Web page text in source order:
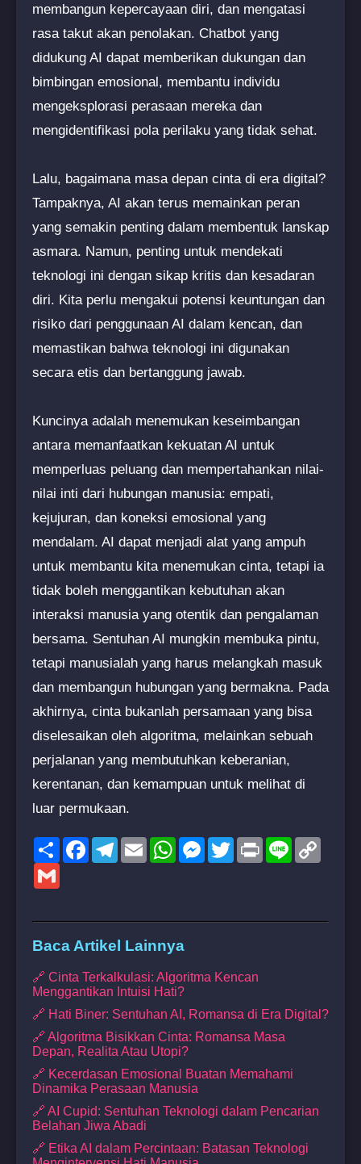
membangun kepercayaan diri, dan mengatasi
rasa takut akan penolakan. Chatbot yang
didukung AI dapat memberikan dukungan dan
bimbingan emosional, membantu individu
mengeksplorasi perasaan mereka dan
mengidentifikasi pola perilaku yang tidak sehat.
Lalu, bagaimana masa depan cinta di era digital?
Tampaknya, AI akan terus memainkan peran
yang semakin penting dalam membentuk lanskap
asmara. Namun, penting untuk mendekati
teknologi ini dengan sikap kritis dan kesadaran
diri. Kita perlu mengakui potensi keuntungan dan
risiko dari penggunaan AI dalam kencan, dan
memastikan bahwa teknologi ini digunakan
secara etis dan bertanggung jawab.
Kuncinya adalah menemukan keseimbangan
antara memanfaatkan kekuatan AI untuk
memperluas peluang dan mempertahankan nilai-
nilai inti dari hubungan manusia: empati,
kejujuran, dan koneksi emosional yang
mendalam. AI dapat menjadi alat yang ampuh
untuk membantu kita menemukan cinta, tetapi ia
tidak boleh menggantikan kebutuhan akan
interaksi manusia yang otentik dan pengalaman
bersama. Sentuhan AI mungkin membuka pintu,
tetapi manusialah yang harus melangkah masuk
dan membangun hubungan yang bermakna. Pada
akhirnya, cinta bukanlah persamaan yang bisa
diselesaikan oleh algoritma, melainkan sebuah
perjalanan yang membutuhkan keberanian,
kerentanan, dan kemampuan untuk melihat di
luar permukaan.
ShareFacebookTelegram
EmailWhatsAppMessenger
TwitterPrint Line
Baca Artikel Lainnya
🔗 Cinta Terkalkulasi: Algoritma Kencan
Menggantikan Intuisi Hati?
🔗 Hati Biner: Sentuhan AI, Romansa di Era Digital?
🔗 Algoritma Bisikkan Cinta: Romansa Masa
Depan, Realita Atau Utopi?
🔗 Kecerdasan Emosional Buatan Memahami
Dinamika Perasaan Manusia
🔗 AI Cupid: Sentuhan Teknologi dalam Pencarian
Belahan Jiwa Abadi
🔗 Etika AI dalam Percintaan: Batasan Teknologi